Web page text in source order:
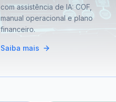
com assistência de IA: COF,
manual operacional e plano
financeiro.
Saiba mais